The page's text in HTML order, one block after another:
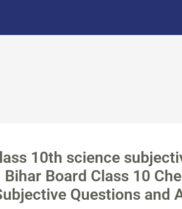
10th science
Board Class 10
Subjective Questions and